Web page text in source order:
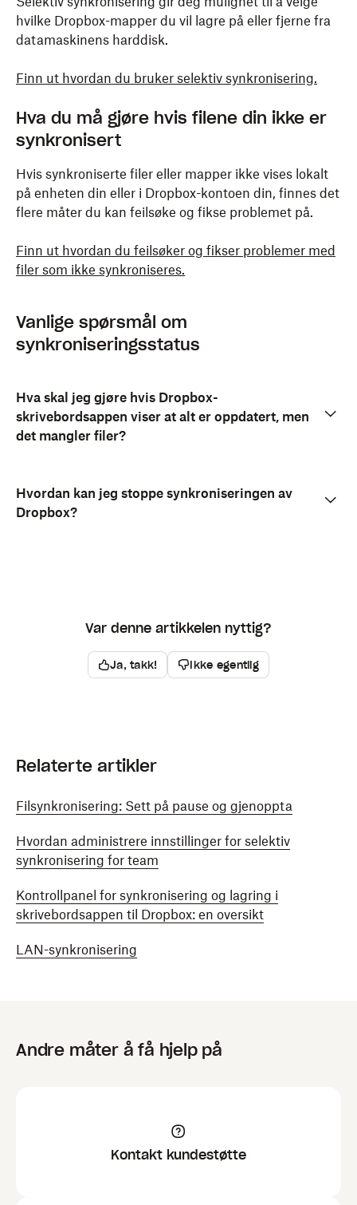
hvilke Dropbox-mapper du vil lagre på eller fjerne fra
datamaskinens harddisk.
Finn ut hvordan du bruker selektiv synkronisering.
Hva du må gjøre hvis filene din ikke er
synkronisert
Hvis synkroniserte filer eller mapper ikke vises lokalt
på enheten din eller i Dropbox-kontoen din, finnes det
flere måter du kan feilsøke og fikse problemet på.
Finn ut hvordan du feilsøker og fikser problemer med
filer som ikke synkroniseres.
Vanlige spørsmål om
synkroniseringsstatus
Hva skal jeg gjøre hvis Dropbox-
skrivebordsappen viser at alt er oppdatert, men
det mangler filer?
Hvordan kan jeg stoppe synkroniseringen av
Dropbox?
Var denne artikkelen nyttig?
Ja, takk! Ikke egentlig
Relaterte artikler
Filsynkronisering: Sett på pause og gjenoppta
Hvordan administrere innstillinger for selektiv
synkronisering for team
Kontrollpanel for synkronisering og lagring i
skrivebordsappen til Dropbox: en oversikt
LAN-synkronisering
Andre måter å få hjelp på
Kontakt kundestøtte